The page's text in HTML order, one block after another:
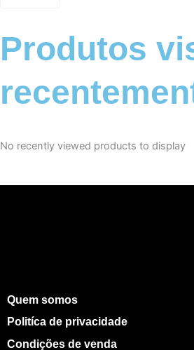
Produtos
No recently viewed products to display
Quem somos
Politíca de privacidade
Condições de venda